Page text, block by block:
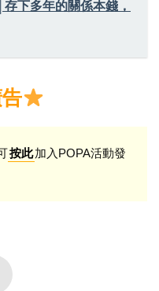
下多年的關係本錢，
按此加入POPA活動發